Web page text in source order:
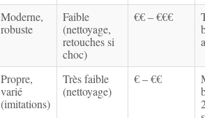
Moderne,
robuste
Faible
(nettoyage,
retouches si
choc)
€€ – €€€
Propre,
varié
(imitations)
Très faible
(nettoyage)
€ – €€